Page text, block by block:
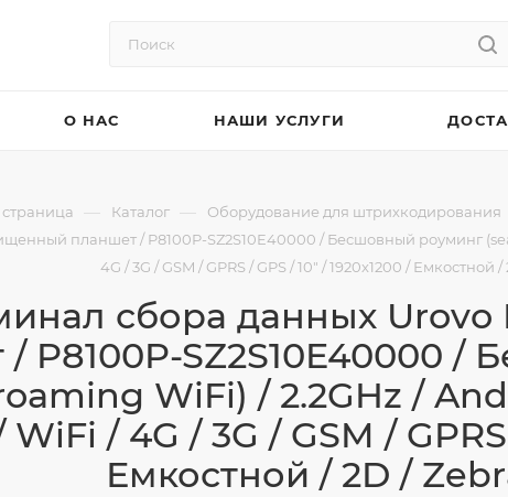
О НАС НАШИ УСЛУГИ
страница — Каталог — Оборудование для штрихкодирования
планшет / P8100P-SZ2S10E40000 / Бесшовный роуминг
4G / 3G / GSM / GPRS / GPS / 10" / 1920x1200 / Емкостной
сбора данных
P8100P-SZ2S10E40000
WiFi) / 2.2GHz /
/ 4G / 3G / GSM / GPRS
Емкостной / 2D /